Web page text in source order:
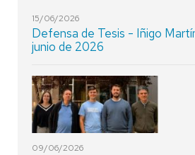
15/06/2026
Defensa de Tesis - Iñigo
junio de 2026
09/06/2026